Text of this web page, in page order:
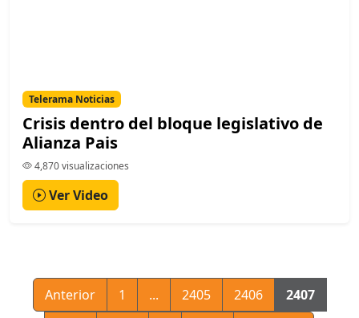
Telerama Noticias
Crisis dentro del bloque legislativo de
Alianza Pais
4,870 visualizaciones
Ver Video
Anterior 1 ... 2405 2406
2407